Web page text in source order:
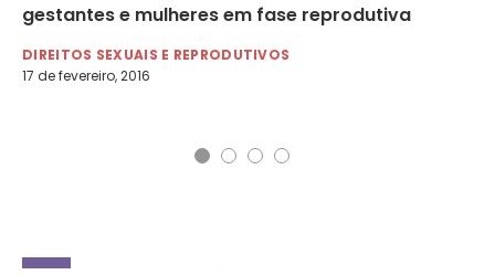
gestantes e mulheres em fase reprodutiva
DIREITOS SEXUAIS E REPRODUTIVOS
17 de fevereiro, 2016